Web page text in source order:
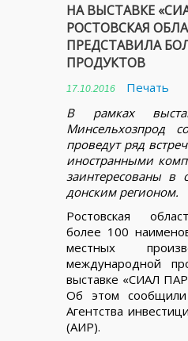
НА ВЫСТАВКЕ
РОСТОВСКАЯ
ПРЕДСТАВИЛА
ПРОДУКТОВ
17.10.2016
Печать
В рамках
Минсельхозпрод
проведут ряд
иностранными
заинтересованы в
донским регионом.
Ростовская
более 100
местных
международной
выставке «СИАЛ
Об этом сообщили
Агентства
(АИР).